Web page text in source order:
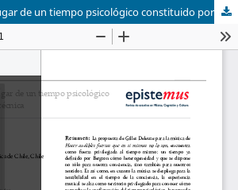
La música como lugar de un tiempo psicológico constituido por la técnica